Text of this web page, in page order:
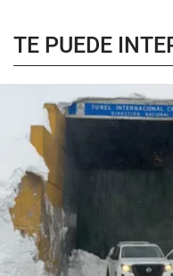
TE PUEDE